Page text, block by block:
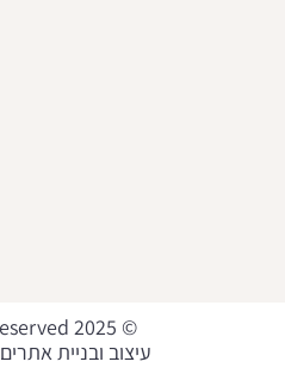
© 2025 All Rights Reserved
עיצוב ובניית אתרים